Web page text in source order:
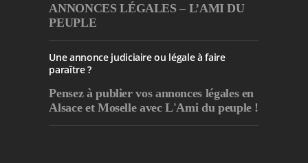
ANNONCES LÉGALES – L’AMI DU
PEUPLE
Une annonce judiciaire ou légale à faire
paraître ?
Pensez à publiervos annonces légales en
Alsace et Moselle avec L'Ami du peuple !